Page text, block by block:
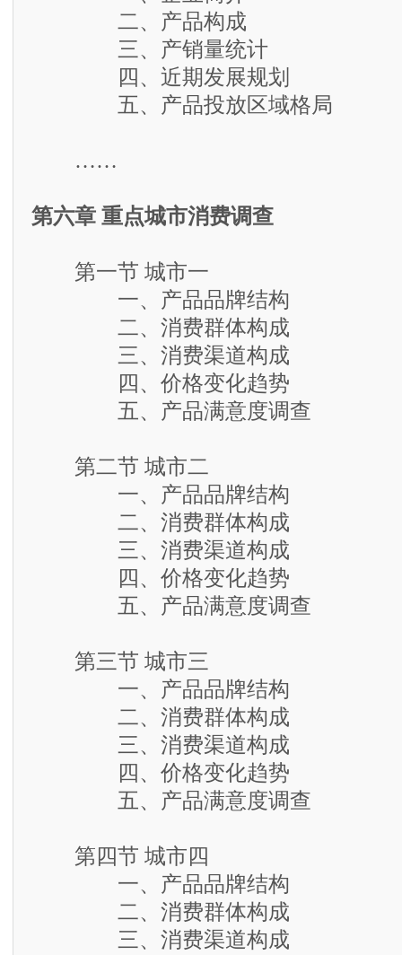
二、产品构成
三、产销量统计
四、近期发展规划
五、产品投放区域格局
……
第六章 重点城市消费调查
第一节 城市一
一、产品品牌结构
二、消费群体构成
三、消费渠道构成
四、价格变化趋势
五、产品满意度调查
第二节 城市二
一、产品品牌结构
二、消费群体构成
三、消费渠道构成
四、价格变化趋势
五、产品满意度调查
第三节 城市三
一、产品品牌结构
二、消费群体构成
三、消费渠道构成
四、价格变化趋势
五、产品满意度调查
第四节 城市四
一、产品品牌结构
二、消费群体构成
三、消费渠道构成